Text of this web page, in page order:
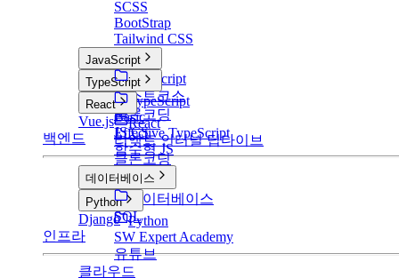
SCSS
BootStrap
Tailwind CSS
JavaScript
JavaScript
부스트코스
클론코딩
JS CS
함수형 JS
TypeScript
TypeScript
Basic
Effective TypeScript
React
React
리액트 인터널 딥다이브
클론코딩
Vue.js
백엔드
데이터베이스
데이터베이스
SQL
Python
Python
SW Expert Academy
유튜브
Django
인프라
클라우드